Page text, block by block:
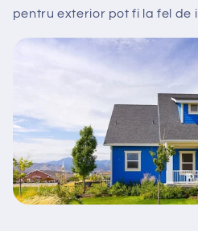
pentru exterior pot fi la fel de